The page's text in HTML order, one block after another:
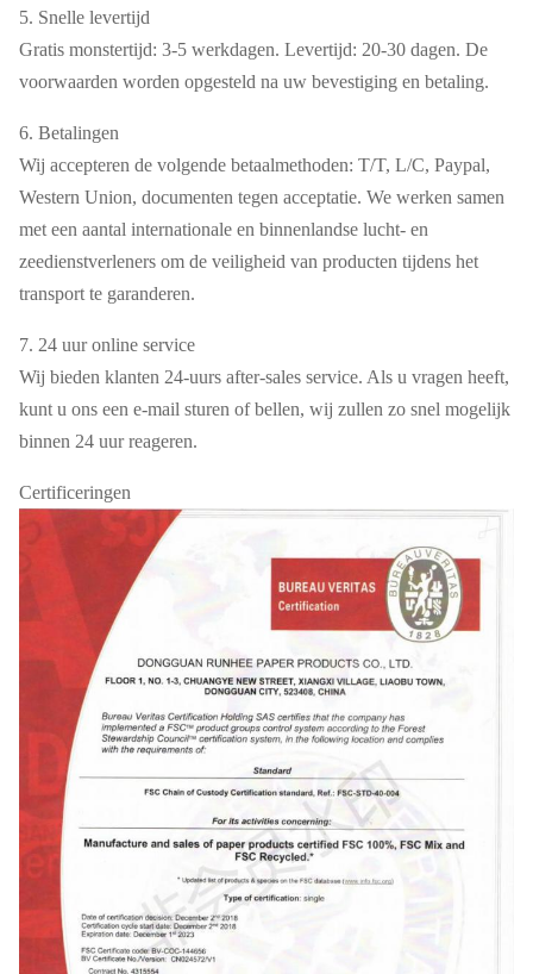
5. Snelle levertijd
Gratis monstertijd: 3-5 werkdagen. Levertijd: 20-30 dagen. De
voorwaarden worden opgesteld na uw bevestiging en betaling.
6. Betalingen
Wij accepteren de volgende betaalmethoden: T/T, L/C, Paypal,
Western Union, documenten tegen acceptatie. We werken samen
met een aantal internationale en binnenlandse lucht- en
zeedienstverleners om de veiligheid van producten tijdens het
transport te garanderen.
7. 24 uur online service
Wij bieden klanten 24-uurs after-sales service. Als u vragen heeft,
kunt u ons een e-mail sturen of bellen, wij zullen zo snel mogelijk
binnen 24 uur reageren.
Certificeringen